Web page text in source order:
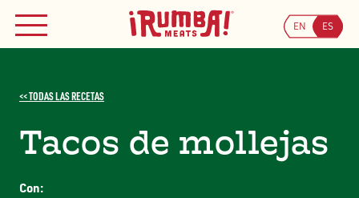
content
MENÚ EN ES
<< TODAS LAS RECETAS
Tacos de mollejas
Con: